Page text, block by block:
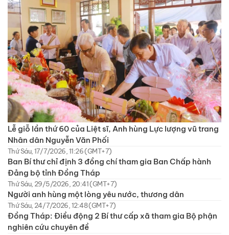
Lễ giỗ lần thứ 60 của Liệt sĩ, Anh hùng Lực lượng vũ trang
Nhân dân Nguyễn Văn Phối
Thứ Sáu, 17/7/2026, 11:26 (GMT+7)
Ban Bí thư chỉ định 3 đồng chí tham gia Ban Chấp hành
Đảng bộ tỉnh Đồng Tháp
Thứ Sáu, 29/5/2026, 20:41 (GMT+7)
Người anh hùng một lòng yêu nước, thương dân
Thứ Sáu, 24/7/2026, 12:48 (GMT+7)
Đồng Tháp: Điều động 2 Bí thư cấp xã tham gia Bộ phận
nghiên cứu chuyên đề